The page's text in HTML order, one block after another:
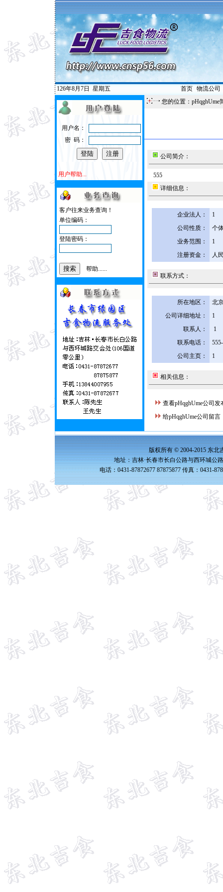
126年8月7日 星期五 首页| 物流公司
用户名：
密 码：
用户帮助...
客户往来业务查询！
单位编码：
登陆密码：
帮助......
您的位置：pHqghUme
公司简介：
555
详细信息：
企业法人：
1
公司性质：
个
业务范围：
1
注册资金：
人
联系方式：
所在地区：
北
公司详细地址：
1
联系人：
1
联系电话：
公司主页：
1
相关信息：
查看pHqghUme公司发
给pHqghUme公司留言
版权所有 © 2004-2015 东北
地址：吉林·长春市长白公路与西环城公
电话：0431-87872677 87875877 传真：0431-